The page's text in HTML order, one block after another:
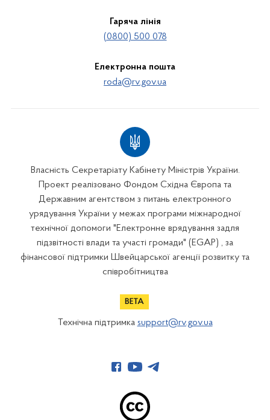
Гаряча лінія
(0800) 500 078
Електронна пошта
roda@rv.gov.ua
Власність Секретаріату Кабінету Міністрів України.
Проект реалізовано Фондом Східна Європа та
Державним агентством з питань електронного
урядування України у межах програми міжнародної
технічної допомоги "Електронне врядування задля
підзвітності влади та участі громади" (EGAP) , за
фінансової підтримки Швейцарської агенції розвитку та
співробітництва
Технічна підтримка support@rv.gov.ua